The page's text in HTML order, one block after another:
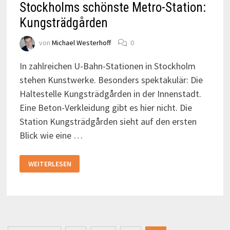
Stockholms schönste Metro-Station:
Kungsträdgården
von Michael Westerhoff 0
In zahlreichen U-Bahn-Stationen in Stockholm
stehen Kunstwerke. Besonders spektakulär: Die
Haltestelle Kungsträdgården in der Innenstadt.
Eine Beton-Verkleidung gibt es hier nicht. Die
Station Kungsträdgården sieht auf den ersten
Blick wie eine …
SCHÖNSTE
METRO-
WEITERLESEN